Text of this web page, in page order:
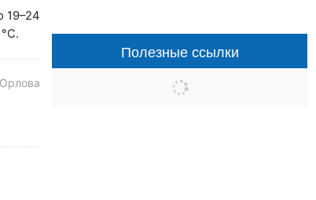
19–24
Полезные ссылки